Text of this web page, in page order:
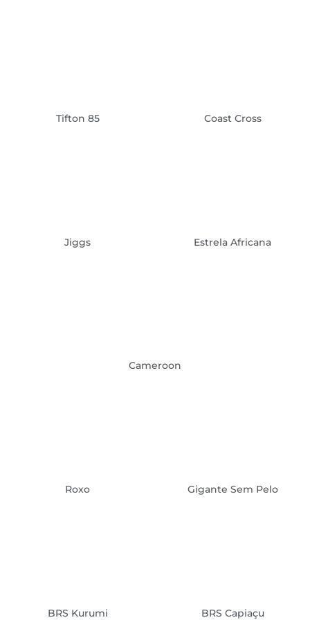
Tifton 85 Coast Cross
Jiggs Estrela Africana
Cameroon
Roxo Gigante Sem Pelo
BRS Kurumi BRS Capiaçu